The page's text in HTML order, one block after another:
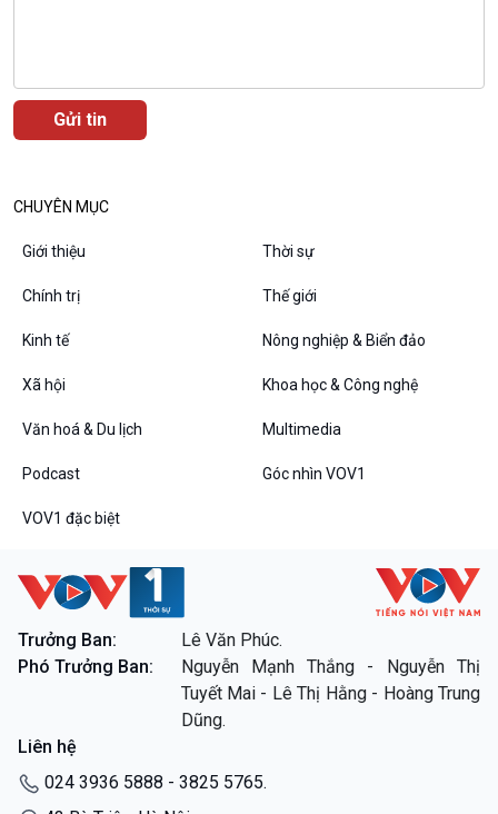
Thanh âm ký sự
Chân dung cuộc sống
CHUYÊN MỤC
Giới thiệu Thời sự
Chính trị Thế giới
Kinh tế Nông nghiệp & Biển đảo
Xã hội Khoa học & Công nghệ
Văn hoá & Du lịch Multimedia
Podcast Góc nhìn VOV1
VOV1 đặc biệt
Trưởng Ban:
Lê Văn Phúc.
Phó Trưởng Ban:
Nguyễn Mạnh Thắng - Nguyễn Thị
Tuyết Mai - Lê Thị Hằng - Hoàng Trung
Dũng.
Liên hệ
024 3936 5888 - 3825 5765.